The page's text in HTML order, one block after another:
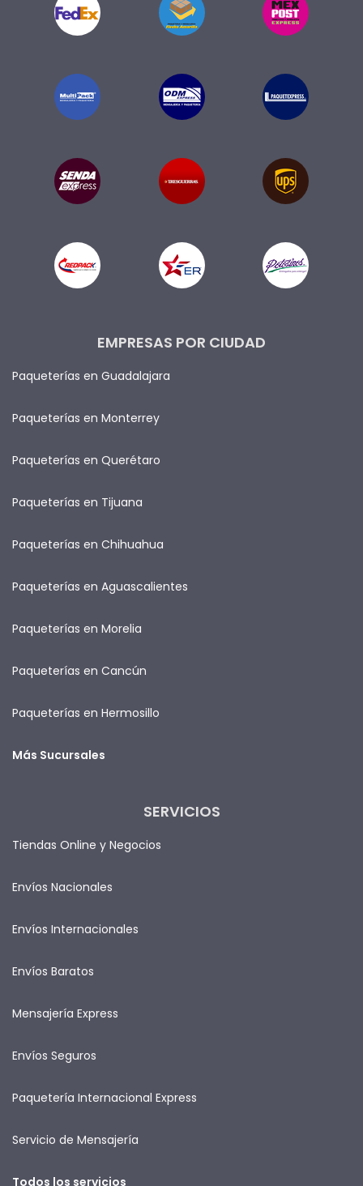
EMPRESAS POR CIUDAD
Paqueterías en Guadalajara
Paqueterías en Monterrey
Paqueterías en Querétaro
Paqueterías en Tijuana
Paqueterías en Chihuahua
Paqueterías en Aguascalientes
Paqueterías en Morelia
Paqueterías en Cancún
Paqueterías en Hermosillo
Más Sucursales
SERVICIOS
Tiendas Online y Negocios
Envíos Nacionales
Envíos Internacionales
Envíos Baratos
Mensajería Express
Envíos Seguros
Paquetería Internacional Express
Servicio de Mensajería
Todos los servicios